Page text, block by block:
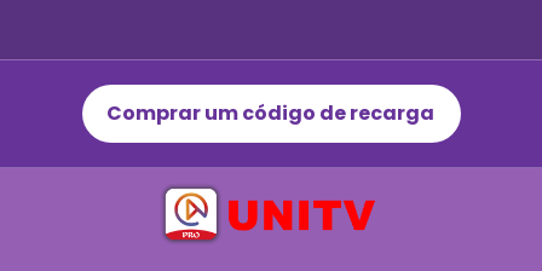
Comprar um código de recarga